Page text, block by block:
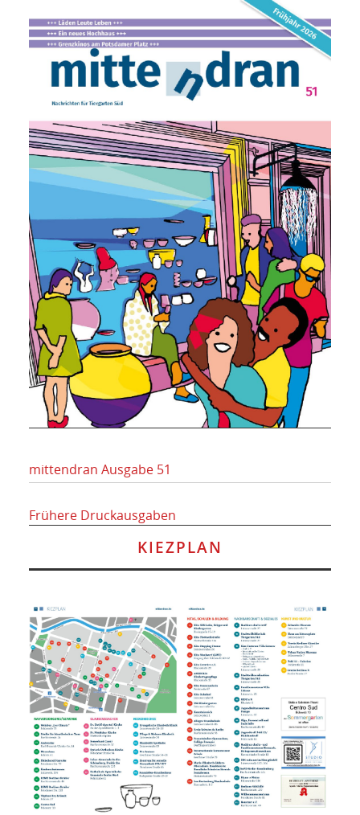
mittendran Ausgabe 51
Frühere Druckausgaben
KIEZPLAN